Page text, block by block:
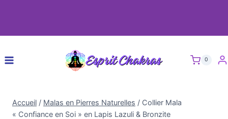
0
Accueil / Malas en Pierres Naturelles / Collier Mala
« Confiance en Soi » en Lapis Lazuli & Bronzite